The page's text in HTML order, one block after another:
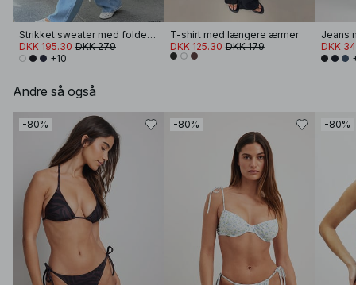
Strikket sweater med foldet ærme
DKK 195.30 DKK 279
+10
T-shirt med længere ærmer
DKK 125.30 DKK 179
Jeans
DKK
Andre så også
-80% -80% -80%